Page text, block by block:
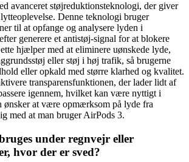
avanceret støjreduktionsteknologi, der giver
Denne teknologi bruger
til at opfange og analysere lyden i
generere et antistøj-signal for at blokere
hjælper med at eliminere uønskede lyde,
eller støj i høj trafik, så brugerne
eller opkald med større klarhed og kvalitet.
transparensfunktionen, der lader lidt af
igennem, hvilket kan være nyttigt i
ønsker at være opmærksom på lyde fra
med at man bruger AirPods 3.
under regnvejr eller
hvor der er sved?